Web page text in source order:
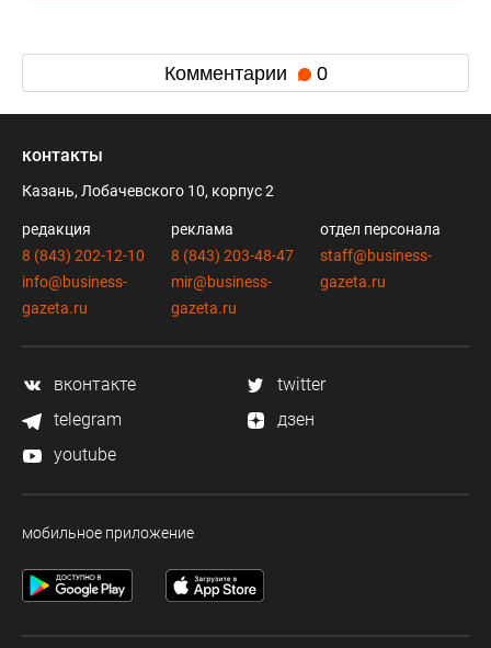
Комментарии 0
контакты
Казань, Лобачевского 10, корпус 2
редакция
8 (843) 202-12-10
info@business-
gazeta.ru
реклама
8 (843) 203-48-47
mir@business-
gazeta.ru
отдел персонала
staff@business-
gazeta.ru
вконтакте
twitter
telegram
дзен
youtube
мобильное приложение